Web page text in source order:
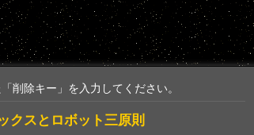
削除キー」を入力してください。
クスとロボット三原則